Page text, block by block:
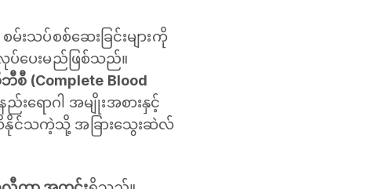
းသပ်စစ်ဆေးခြင်းများကို
ပေးမည်ဖြစ်သည်။
စီ (Complete Blood
းရောဂါ အမျိုးအစားနှင့်
နိုင်သကဲ့သို့ အခြားသွေးဆဲလ်